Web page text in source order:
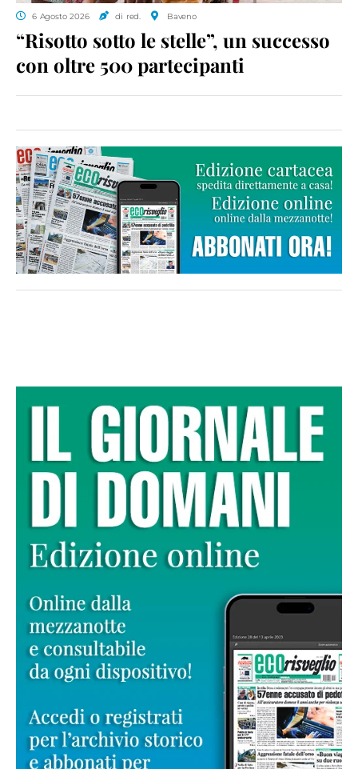
6 Agosto 2026 di red. Baveno
“Risotto sotto le stelle”, un successo
con oltre 500 partecipanti